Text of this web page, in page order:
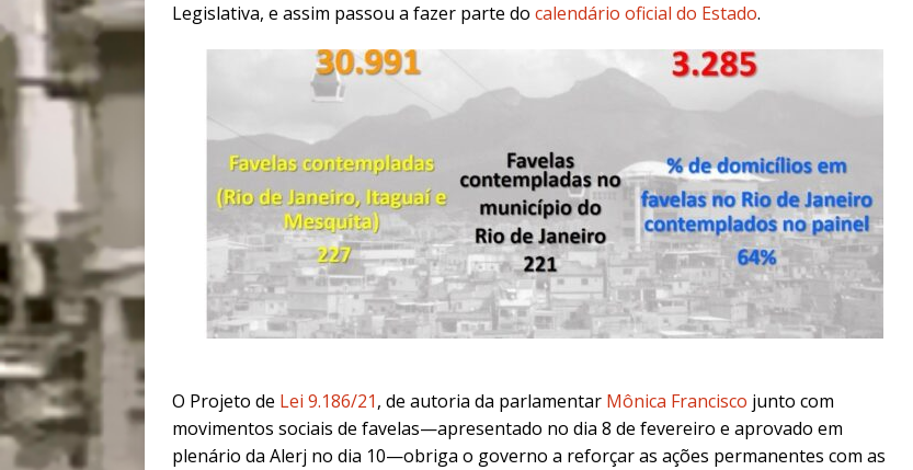
Legislativa, e assim passou a fazer parte do calendário oficial do Estado.
O Projeto de Lei 9.186/21, de autoria da parlamentar Mônica Francisco junto com
movimentos sociais de favelas—apresentado no dia 8 de fevereiro e aprovado em
plenário da Alerj no dia 10—obriga o governo a reforçar as ações permanentes com as